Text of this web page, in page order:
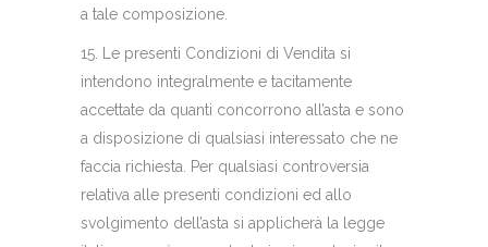
a tale composizione.
15. Le presenti Condizioni di Vendita si
intendono integralmente e tacitamente
accettate da quanti concorrono all’asta e sono
a disposizione di qualsiasi interessato che ne
faccia richiesta. Per qualsiasi controversia
relativa alle presenti condizioni ed allo
svolgimento dell’asta si applicherà la legge